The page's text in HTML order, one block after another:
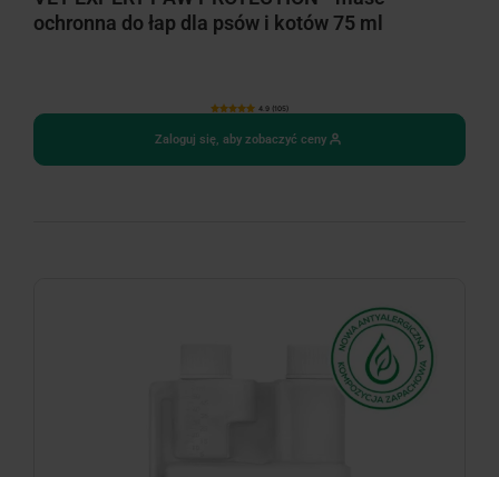
ochronna do łap dla psów i kotów 75 ml
4.9 (105)
Zaloguj się, aby zobaczyć ceny